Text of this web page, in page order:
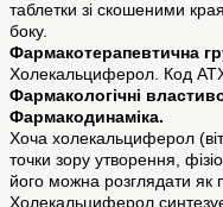
таблетки зі скошеними
боку.
Фармакотерапевтична
Холекальциферол. Код
Фармакологічні
Фармакодинаміка.
Хоча холекальциферол
точки зору утворення,
його можна розглядати як
Холекальциферол